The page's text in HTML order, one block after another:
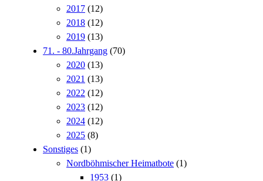
2017 (12)
2018 (12)
2019 (13)
71. - 80.Jahrgang (70)
2020 (13)
2021 (13)
2022 (12)
2023 (12)
2024 (12)
2025 (8)
Sonstiges (1)
Nordböhmischer Heimatbote (1)
1953 (1)